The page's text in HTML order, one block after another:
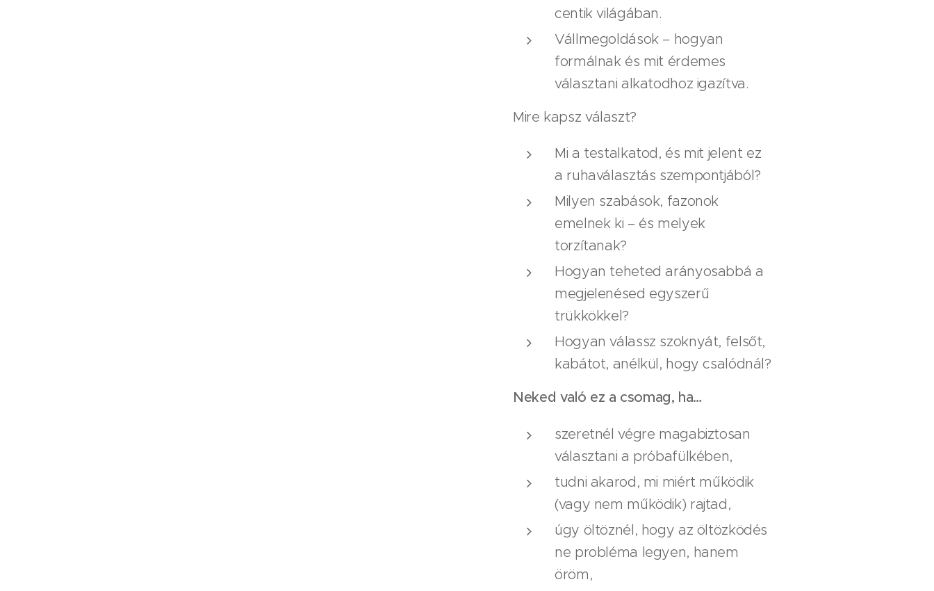
centik világában.
Vállmegoldások – hogyan
formálnak és mit érdemes
választani alkatodhoz igazítva.
Mire kapsz választ?
Mi a testalkatod, és mit jelent ez
a ruhaválasztás szempontjából?
Milyen szabások, fazonok
emelnek ki – és melyek
torzítanak?
Hogyan teheted arányosabbá a
megjelenésed egyszerű
trükkökkel?
Hogyan válassz szoknyát, felsőt,
kabátot, anélkül, hogy csalódnál?
Neked való ez a csomag, ha…
szeretnél végre magabiztosan
választani a próbafülkében,
tudni akarod, mi miért működik
(vagy nem működik) rajtad,
úgy öltöznél, hogy az öltözködés
ne probléma legyen, hanem
öröm,